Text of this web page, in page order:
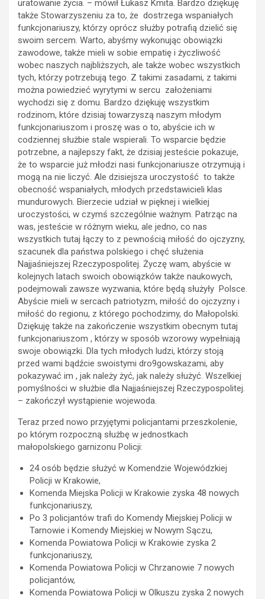
uratowanie życia. – mówił Łukasz Kmita. Bardzo dziękuję
także Stowarzyszeniu za to, że dostrzega wspaniałych
funkcjonariuszy, którzy oprócz służby potrafią dzielić się
swoim sercem. Warto, abyśmy wykonując obowiązki
zawodowe, także mieli w sobie empatię i życzliwość
wobec naszych najbliższych, ale także wobec wszystkich
tych, którzy potrzebują tego. Z takimi zasadami, z takimi
można powiedzieć wyrytymi w sercu założeniami
wychodzi się z domu. Bardzo dziękuję wszystkim
rodzinom, które dzisiaj towarzyszą naszym młodym
funkcjonariuszom i proszę was o to, abyście ich w
codziennej służbie stale wspierali. To wsparcie będzie
potrzebne, a najlepszy fakt, że dzisiaj jesteście pokazuje,
że to wsparcie już młodzi nasi funkcjonariusze otrzymują i
mogą na nie liczyć. Ale dzisiejsza uroczystość to także
obecność wspaniałych, młodych przedstawicieli klas
mundurowych. Bierzecie udział w pięknej i wielkiej
uroczystości, w czymś szczególnie ważnym. Patrząc na
was, jesteście w różnym wieku, ale jedno, co nas
wszystkich tutaj łączy to z pewnością miłość do ojczyzny,
szacunek dla państwa polskiego i chęć służenia
Najjaśniejszej Rzeczypospolitej. Życzę wam, abyście w
kolejnych latach swoich obowiązków także naukowych,
podejmowali zawsze wyzwania, które będą służyły Polsce.
Abyście mieli w sercach patriotyzm, miłość do ojczyzny i
miłość do regionu, z którego pochodzimy, do Małopolski.
Dziękuję także na zakończenie wszystkim obecnym tutaj
funkcjonariuszom , którzy w sposób wzorowy wypełniają
swoje obowiązki. Dla tych młodych ludzi, którzy stoją
przed wami bądźcie swoistymi dro9gowskazami, aby
pokazywać im , jak należy żyć, jak należy służyć. Wszelkiej
pomyślności w służbie dla Najjaśniejszej Rzeczypospolitej.
– zakończył wystąpienie wojewoda.
Teraz przed nowo przyjętymi policjantami przeszkolenie,
po którym rozpoczną służbę w jednostkach
małopolskiego garnizonu Policji:
24 osób będzie służyć w Komendzie Wojewódzkiej
Policji w Krakowie,
Komenda Miejska Policji w Krakowie zyska 48 nowych
funkcjonariuszy,
Po 3 policjantów trafi do Komendy Miejskiej Policji w
Tarnowie i Komendy Miejskiej w Nowym Sączu,
Komenda Powiatowa Policji w Krakowie zyska 2
funkcjonariuszy,
Komenda Powiatowa Policji w Chrzanowie 7 nowych
policjantów,
Komenda Powiatowa Policji w Olkuszu zyska 2 nowych